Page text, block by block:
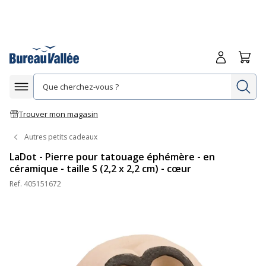
Afficher la navigation
Trouver mon magasin
Me
Autres petits cadeaux
LaDot - Pierre pour tatouage éphémère - en
céramique - taille S (2,2 x 2,2 cm) - cœur
Ref. 405151672